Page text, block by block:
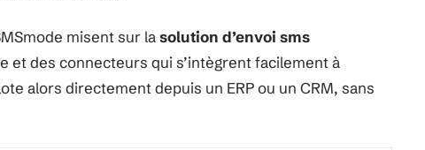
misent sur lasolution d’envoi sms
et des connecteurs qui s’intègrent facilement à
alors directement depuis un ERP ou un CRM, sans